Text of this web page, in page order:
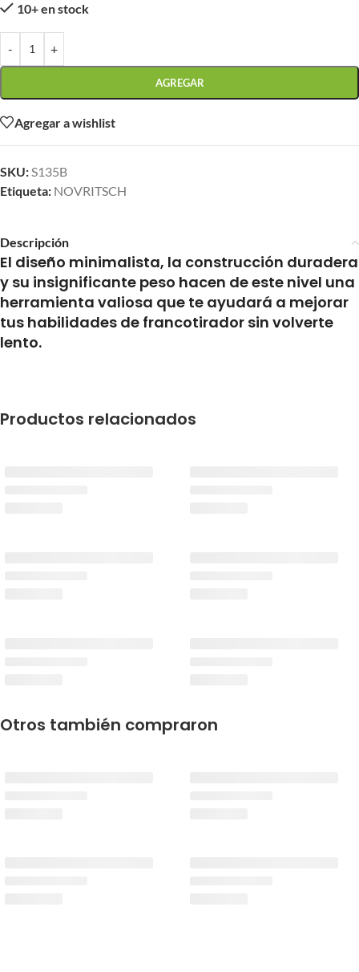
10+ en stock
- +
AGREGAR
Agregar a wishlist
SKU:S135B
Etiqueta: NOVRITSCH
Descripción
El diseño minimalista, la construcción duradera
y su insignificante peso hacen de este nivel una
herramienta valiosa que te ayudará a mejorar
tus habilidades de francotirador sin volverte
lento.
Productos relacionados
Otros también compraron